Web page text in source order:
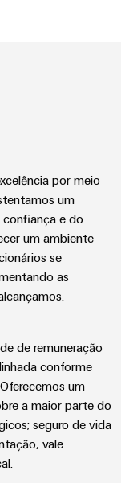
por meio
um
e do
um ambiente
se
as
de remuneração
conforme
um
a maior parte do
seguro de vida
vale